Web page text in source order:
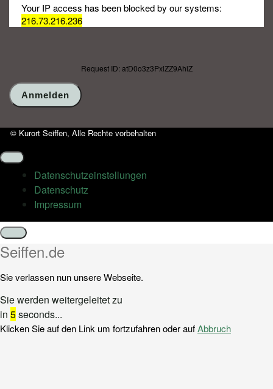
Your IP access has been blocked by our systems:
216.73.216.236
Request ID: atD0o3z3PxlZZ9AhiZ
© Kurort Seiffen, Alle Rechte vorbehalten
Datenschutz­einstellungen
Datenschutz
Impressum
Schließen
Seiffen.de
Sie verlassen nun unsere Webseite.
Sie werden weitergeleitet zu
in 5seconds...
Klicken Sie auf den Link um fortzufahren oder aufAbbruch